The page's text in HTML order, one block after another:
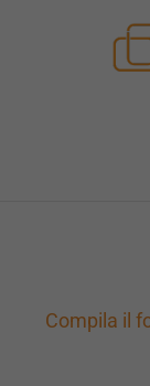
Compila il